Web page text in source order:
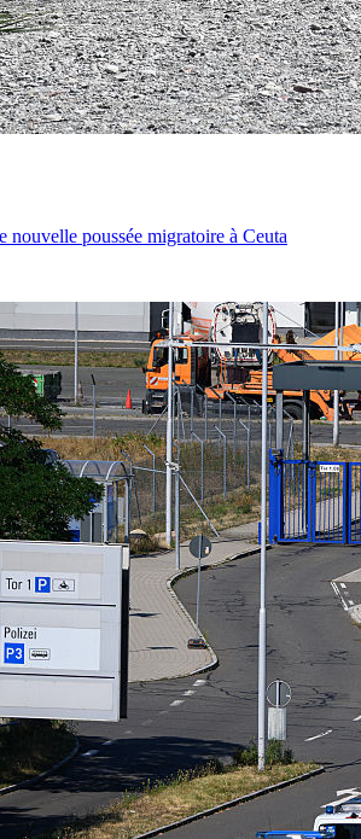
nouvelle poussée migratoire à Ceuta